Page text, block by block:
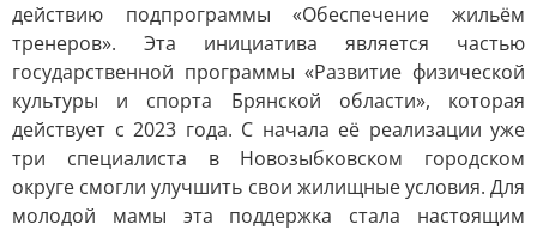
действию подпрограммы «Обеспечение жильём
тренеров». Эта инициатива является частью
государственной программы «Развитие физической
культуры и спорта Брянской области», которая
действует с 2023 года. С начала её реализации уже
три специалиста в Новозыбковском городском
округе смогли улучшить свои жилищные условия. Для
молодой мамы эта поддержка стала настоящим